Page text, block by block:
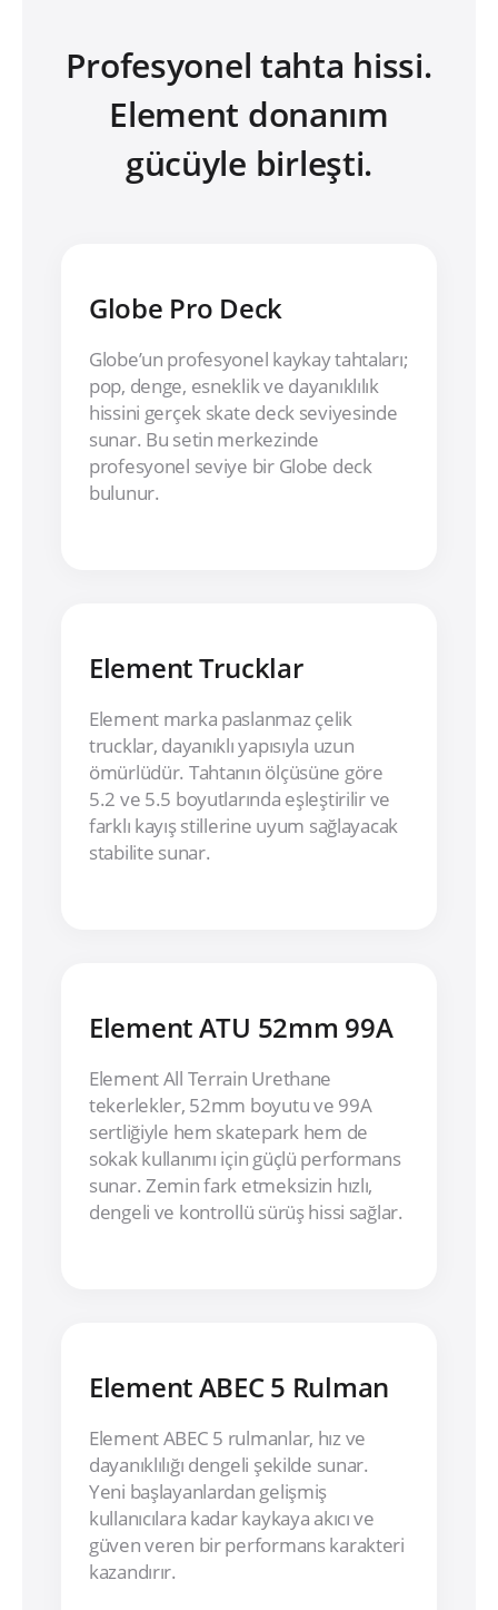
Profesyonel tahta hissi.
Element donanım
gücüyle birleşti.
Globe Pro Deck
Globe’un profesyonel kaykay tahtaları;
pop, denge, esneklik ve dayanıklılık
hissini gerçek skate deck seviyesinde
sunar. Bu setin merkezinde
profesyonel seviye bir Globe deck
bulunur.
Element Trucklar
Element marka paslanmaz çelik
trucklar, dayanıklı yapısıyla uzun
ömürlüdür. Tahtanın ölçüsüne göre
5.2 ve 5.5 boyutlarında eşleştirilir ve
farklı kayış stillerine uyum sağlayacak
stabilite sunar.
Element ATU 52mm 99A
Element All Terrain Urethane
tekerlekler, 52mm boyutu ve 99A
sertliğiyle hem skatepark hem de
sokak kullanımı için güçlü performans
sunar. Zemin fark etmeksizin hızlı,
dengeli ve kontrollü sürüş hissi sağlar.
Element ABEC 5 Rulman
Element ABEC 5 rulmanlar, hız ve
dayanıklılığı dengeli şekilde sunar.
Yeni başlayanlardan gelişmiş
kullanıcılara kadar kaykaya akıcı ve
güven veren bir performans karakteri
kazandırır.